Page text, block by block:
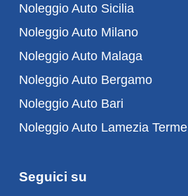
Noleggio Auto Sicilia
Noleggio Auto Milano
Noleggio Auto Malaga
Noleggio Auto Bergamo
Noleggio Auto Bari
Noleggio Auto Lamezia Terme
Seguici su